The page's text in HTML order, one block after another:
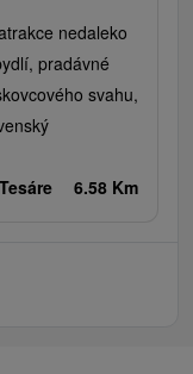
nedaleko
pradávné
svahu,
6.58 Km